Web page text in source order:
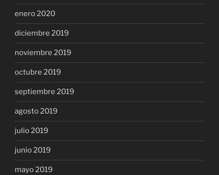
enero 2020
diciembre 2019
noviembre 2019
octubre 2019
septiembre 2019
agosto 2019
julio 2019
junio 2019
mayo 2019